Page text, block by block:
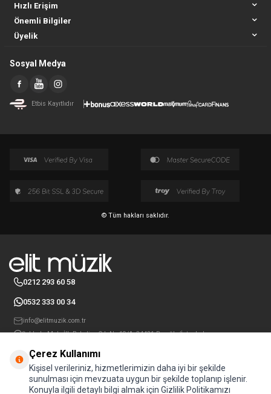
Hızlı Erişim
Önemli Bilgiler
Üyelik
Sosyal Medya
Etbis Kayıtlıdır
© Tüm hakları saklıdır.
Hızlı Erişim
Önemli Bilgiler
Üyelik
0212 293 60 58
0532 333 00 34
info@elitmuzik.com.tr
Şahkulu Mah, İlk Belediye Cd. No:19/A, 34421 Beyoğlu/İstanbul
Çerez Kullanımı
Kişisel verileriniz, hizmetlerimizin daha iyi bir şekilde
sunulması için mevzuata uygun bir şekilde toplanıp işlenir.
Konuyla ilgili detaylı bilgi almak için Gizlilik Politikamızı